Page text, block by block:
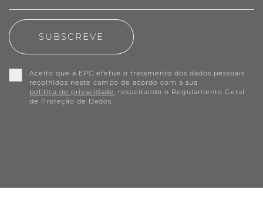
SUBSCREVE
Aceito que a EPC efetue o tratamento dos dados pessoais
recolhidos neste campo de acordo com a sua
política de privacidade , respeitando o Regulamento Geral
de Proteção de Dados.